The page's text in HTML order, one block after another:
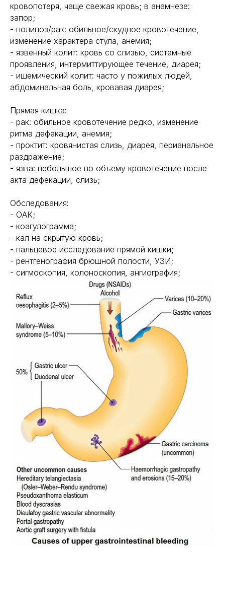
кровопотеря, чаще свежая кровь; в анамнезе:
запор;
- полипоз/рак: обильное/скудное кровотечение,
изменение характера стула, анемия;
- язвенный колит: кровь со слизью, системные
проявления, интермиттирующее течение, диарея;
- ишемический колит: часто у пожилых людей,
абдоминальная боль, кровавая диарея;
Прямая кишка:
- рак: обильное кровотечение редко, изменение
ритма дефекации, анемия;
- проктит: кровянистая слизь, диарея, перианальное
раздражение;
- язва: небольшое по объему кровотечение после
акта дефекации, слизь;
Обследования:
- ОАК;
- коагулограмма;
- кал на скрытую кровь;
- пальцевое исследование прямой кишки;
- рентгенография брюшной полости, УЗИ;
- сигмоскопия, колоноскопия, ангиография;